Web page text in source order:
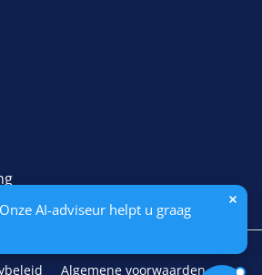
AI-adviseur helpt u graag
Algemene voorwaarden